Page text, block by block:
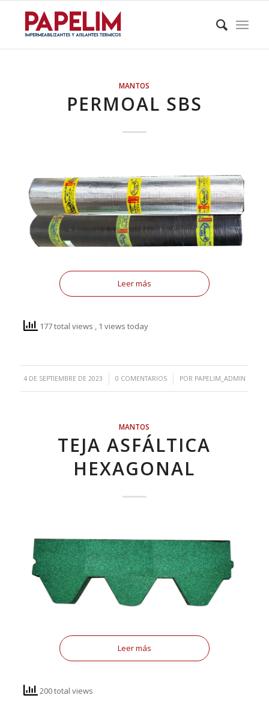
MANTOS
PERMOAL SBS
Leer más
177 total views , 1 views today
4 DE SEPTIEMBRE DE 2023
/ 0 COMENTARIOS
/ POR PAPELIM_ADMIN
MANTOS
TEJA ASFÁLTICA
HEXAGONAL
Leer más
200 total views